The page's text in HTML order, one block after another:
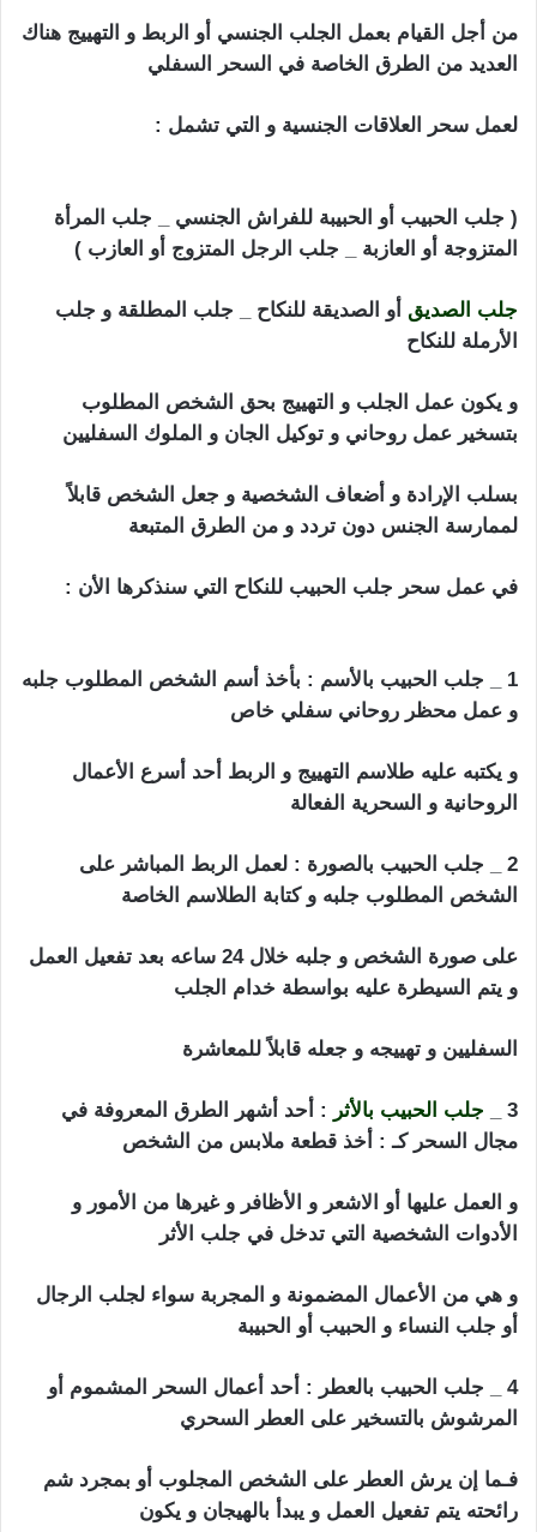
من أجل القيام بعمل الجلب الجنسي أو الربط و التهييج هناك
العديد من الطرق الخاصة في السحر السفلي
لعمل سحر العلاقات الجنسية و التي تشمل :
( جلب الحبيب أو الحبيبة للفراش الجنسي _ جلب المرأة
المتزوجة أو العازبة _ جلب الرجل المتزوج أو العازب )
جلب الصديق أو الصديقة للنكاح _ جلب المطلقة و جلب
الأرملة للنكاح
و يكون عمل الجلب و التهييج بحق الشخص المطلوب
بتسخير عمل روحاني و توكيل الجان و الملوك السفليين
بسلب الإرادة و أضعاف الشخصية و جعل الشخص قابلاً
لممارسة الجنس دون تردد و من الطرق المتبعة
في عمل سحر جلب الحبيب للنكاح التي سنذكرها الأن :
1 _ جلب الحبيب بالأسم : بأخذ أسم الشخص المطلوب جلبه
و عمل محظر روحاني سفلي خاص
و يكتبه عليه طلاسم التهييج و الربط أحد أسرع الأعمال
الروحانية و السحرية الفعالة
2 _ جلب الحبيب بالصورة : لعمل الربط المباشر على
الشخص المطلوب جلبه و كتابة الطلاسم الخاصة
على صورة الشخص و جلبه خلال 24 ساعه بعد تفعيل العمل
و يتم السيطرة عليه بواسطة خدام الجلب
السفليين و تهييجه و جعله قابلاً للمعاشرة
3 _ جلب الحبيب بالأثر
: أحد أشهر الطرق المعروفة في
مجال السحر كـ : أخذ قطعة ملابس من الشخص
و العمل عليها أو الاشعر و الأظافر و غيرها من الأمور و
الأدوات الشخصية التي تدخل في جلب الأثر
و هي من الأعمال المضمونة و المجربة سواء لجلب الرجال
أو جلب النساء و الحبيب أو الحبيبة
4 _ جلب الحبيب بالعطر : أحد أعمال السحر المشموم أو
المرشوش بالتسخير على العطر السحري
فـما إن يرش العطر على الشخص المجلوب أو بمجرد شم
رائحته يتم تفعيل العمل و يبدأ بالهيجان و يكون